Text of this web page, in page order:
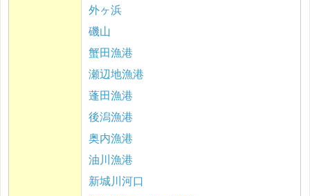
外ヶ浜
磯山
蟹田漁港
瀬辺地漁港
蓬田漁港
後潟漁港
奥内漁港
油川漁港
新城川河口